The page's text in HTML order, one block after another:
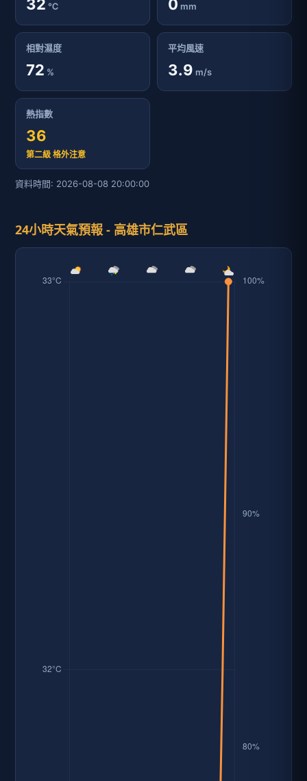
32 ℃ 0 mm
相對濕度
72 %
平均風速
3.9 m/s
熱指數
36
第二級 格外注意
資料時間: 2026-08-08 20:00:00
24小時天氣預報 - 高雄市仁武區